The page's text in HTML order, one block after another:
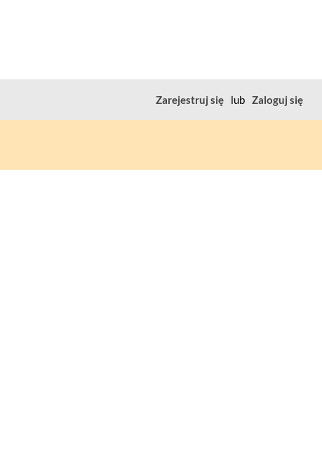
Zarejestruj się lub Zaloguj się